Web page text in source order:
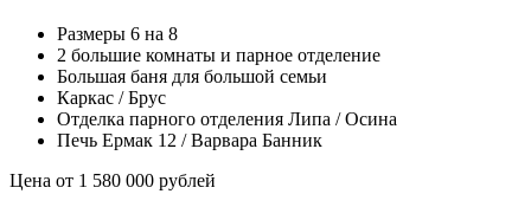
Размеры 6 на 8
2 большие комнаты и парное отделение
Большая баня для большой семьи
Каркас / Брус
Отделка парного отделения Липа / Осина
Печь Ермак 12 / Варвара Банник
Цена от 1 580 000 рублей